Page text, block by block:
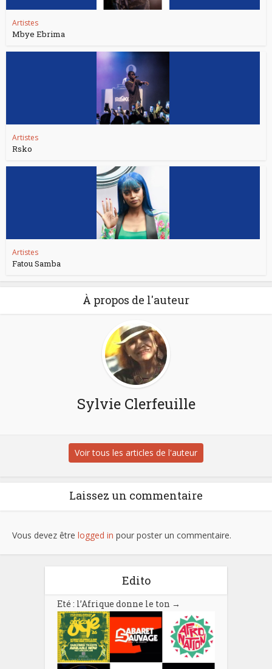
Artistes
Mbye Ebrima
Artistes
Rsko
Artistes
Fatou Samba
À propos de l'auteur
Sylvie Clerfeuille
Voir tous les articles de l'auteur
Laissez un commentaire
Vous devez être logged in pour poster un commentaire.
Edito
Eté : l’Afrique donne le ton →